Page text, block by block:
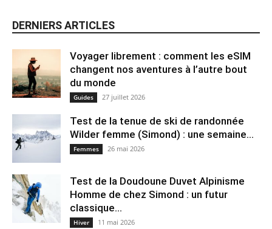
DERNIERS ARTICLES
Voyager librement : comment les eSIM
changent nos aventures à l’autre bout
du monde
Guides 27 juillet 2026
Test de la tenue de ski de randonnée
Wilder femme (Simond) : une semaine...
Femmes 26 mai 2026
Test de la Doudoune Duvet Alpinisme
Homme de chez Simond : un futur
classique...
Hiver 11 mai 2026